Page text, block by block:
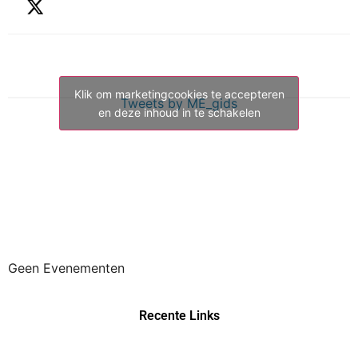
Tweets by ME_gids
Klik om marketingcookies te accepteren
en deze inhoud in te schakelen
Geen Evenementen
Recente Links